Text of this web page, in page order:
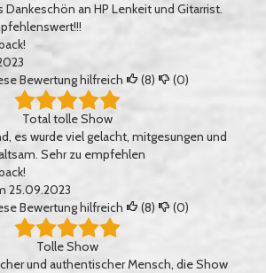
Dankeschön an HP Lenkeit und Gitarrist.
Bewertung hilfreich (8) (0)
Total tolle Show
es wurde viel gelacht, mitgesungen und
Sehr zu empfehlen
25.09.2023
Bewertung hilfreich (8) (0)
Tolle Show
und authentischer Mensch, die Show